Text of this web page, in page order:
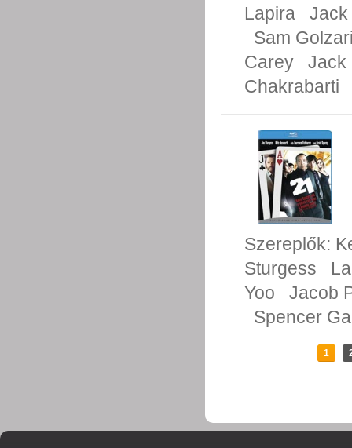
Lapira
Jack
Sam
Carey
Jack
Chakrabarti
Szereplők:
Sturgess
Yoo
Jacob
Spencer
1